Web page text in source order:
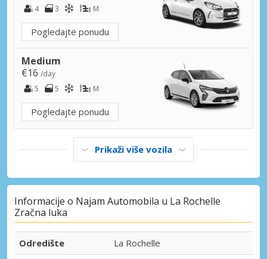
4
3 M
Pogledajte ponudu
Medium
€16 /day
5
5 M
Pogledajte ponudu
Prikaži više vozila
Informacije o Najam Automobila u La Rochelle
Zračna luka
Odredište
La Rochelle